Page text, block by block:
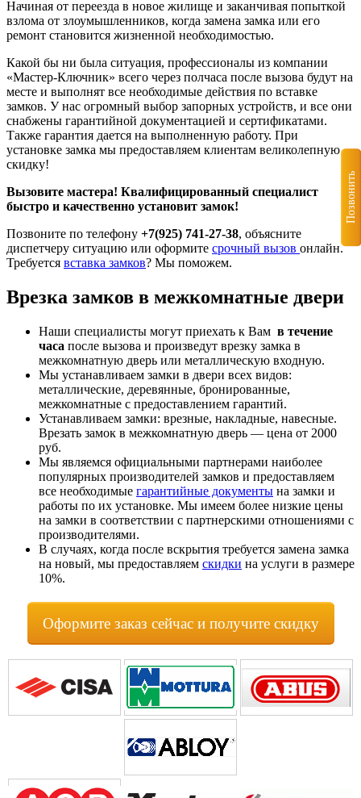
Начиная от переезда в новое жилище и заканчивая попыткой
взлома от злоумышленников, когда замена замка или его
ремонт становится жизненной необходимостью.
Какой бы ни была ситуация, профессионалы из компании
«Мастер-Ключник» всего через полчаса после вызова будут на
месте и выполнят все необходимые действия по вставке
замков. У нас огромный выбор запорных устройств, и все они
снабжены гарантийной документацией и сертификатами.
Также гарантия дается на выполненную работу. При
установке замка мы предоставляем клиентам великолепную
скидку!
Вызовите мастера! Квалифицированный специалист
быстро и качественно установит замок!
Позвоните по телефону +7(925) 741-27-38, объясните
диспетчеру ситуацию или оформите срочный вызов онлайн.
Требуется вставка замков? Мы поможем.
Врезка замков в межкомнатные двери
Наши специалисты могут приехать к Вам в течение
часа после вызова и произведут врезку замка в
межкомнатную дверь или металлическую входную.
Мы устанавливаем замки в двери всех видов:
металлические, деревянные, бронированные,
межкомнатные с предоставлением гарантий.
Устанавливаем замки: врезные, накладные, навесные.
Врезать замок в межкомнатную дверь — цена от 2000
руб.
Мы являемся официальными партнерами наиболее
популярных производителей замков и предоставляем
все необходимые гарантийные документы на замки и
работы по их установке. Мы имеем более низкие цены
на замки в соответствии с партнерскими отношениями с
производителями.
В случаях, когда после вскрытия требуется замена замка
на новый, мы предоставляем скидки на услуги в размере
10%.
Позвонить
Оформите заказ сейчас и получите скидку